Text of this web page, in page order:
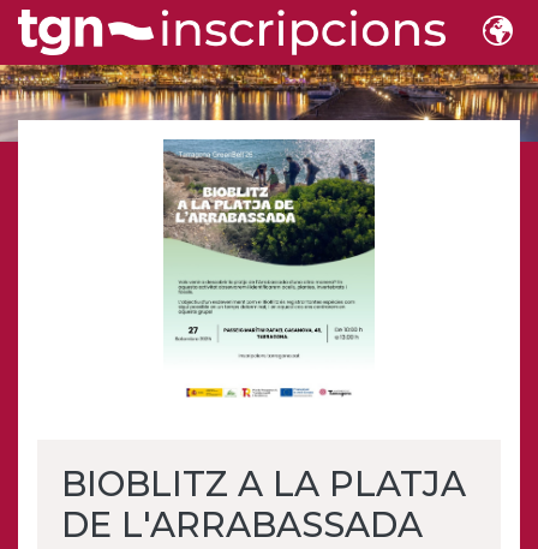
BIOBLITZ A LA PLATJA
DE L'ARRABASSADA